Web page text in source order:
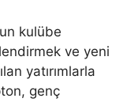
kulübe
ve yeni
yatırımlarla
genç